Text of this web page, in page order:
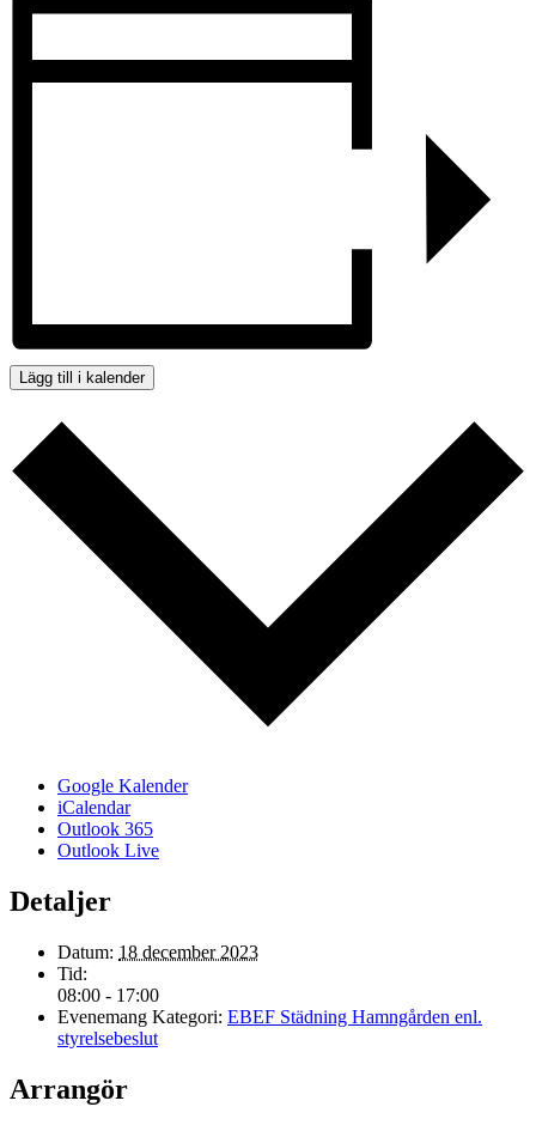
Lägg till i kalender
Google Kalender
iCalendar
Outlook 365
Outlook Live
Detaljer
Datum: 18 december 2023
Tid:
08:00 - 17:00
Evenemang Kategori: EBEF Städning Hamngården enl.
styrelsebeslut
Arrangör